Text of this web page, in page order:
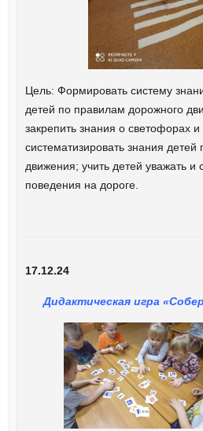
Цель: Формировать систему
детей по правилам дорожного
закрепить знания о светофорах и
систематизировать знания
движения; учить детей уважать
поведения на дороге.
17.12.24
Дидактическая игра